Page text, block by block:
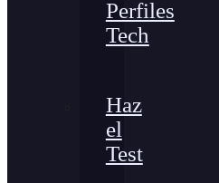
Perfiles
Tech
Haz
el
Test